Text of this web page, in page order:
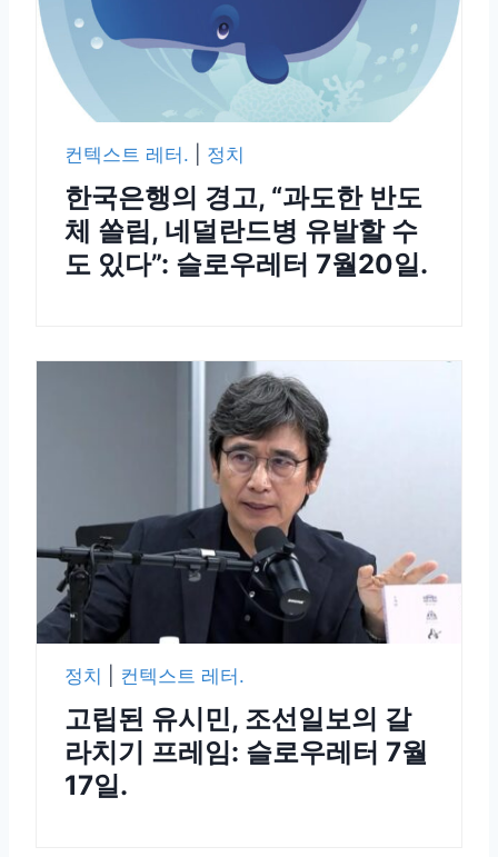
컨텍스트 레터. 정치
한국은행의 경고, “과도한 반도
체 쏠림, 네덜란드병 유발할 수
도 있다”: 슬로우레터 7월20일.
정치 컨텍스트 레터.
고립된 유시민, 조선일보의 갈
라치기 프레임: 슬로우레터 7월
17일.